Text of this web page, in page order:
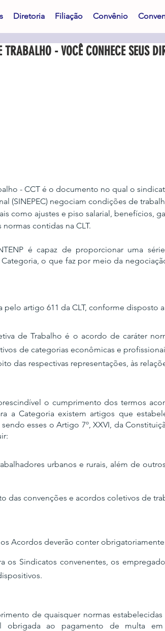
Diretoria Filiação Convênio
TRABALHO - VOCÊ CONHECE SEUS
- CCT é o documento no qual o
(SINEPEC) negociam condições de
como ajustes e piso salarial, benefícios,
contidas na CLT.
é capaz de proporcionar uma
o que faz por meio da
pelo artigo 611 da CLT, conforme disposto
de Trabalho é o acordo de caráter
de categorias econômicas e
das respectivas representações, às
o cumprimento dos termos
a Categoria existem artigos que
esses o Artigo 7º, XXVI, da
urbanos e rurais, além de
das convenções e acordos coletivos de
Acordos deverão conter
os Sindicatos convenentes, os
de quaisquer normas estabelecidas
obrigada ao pagamento de multa em